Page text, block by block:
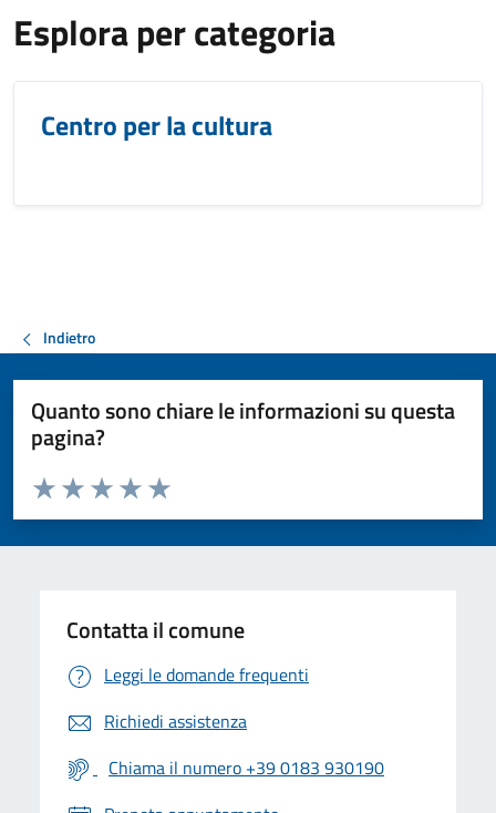
Esplora per categoria
Centro per la cultura
Indietro
Quanto sono chiare le informazioni su questa
pagina?
Valuta da 1 a 5 stelle la pagina
Valuta 5 stelle su 5
Valuta 4 stelle su 5
Valuta 3 stelle su 5
Valuta 2 stelle su 5
Valuta 1 stelle su 5
Contatta il comune
Leggi le domande frequenti
Richiedi assistenza
Chiama il numero +39 0183 930190